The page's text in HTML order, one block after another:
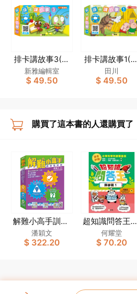
排卡講故事3(修
訂版)
新雅編輯室
$ 49.50
排卡講故事1(修
訂版)
田川
$ 49.50
購買了這本書的人還購買了
解難小高手訓練
教材套
潘穎文
$ 322.20
超知識問答王：
科學篇1
何耀堂
$ 70.20